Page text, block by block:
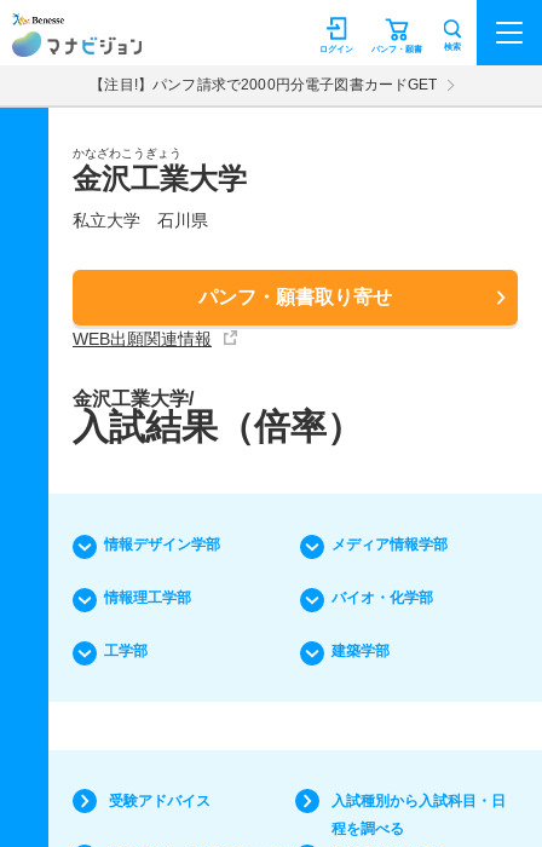
マナビジョン パンフ・願書
ログイン 検索
【注目!】パンフ請求で2000円分電子図書カードGET
かなざわこうぎょう
金沢工業大学
私立大学 石川県
パンフ・願書取り寄せ
WEB出願関連情報
金沢工業大学/
入試結果（倍率）
情報デザイン学部 メディア情報学部
情報理工学部 バイオ・化学部
工学部 建築学部
受験アドバイス
入試種別から入試科目・日
程を調べる